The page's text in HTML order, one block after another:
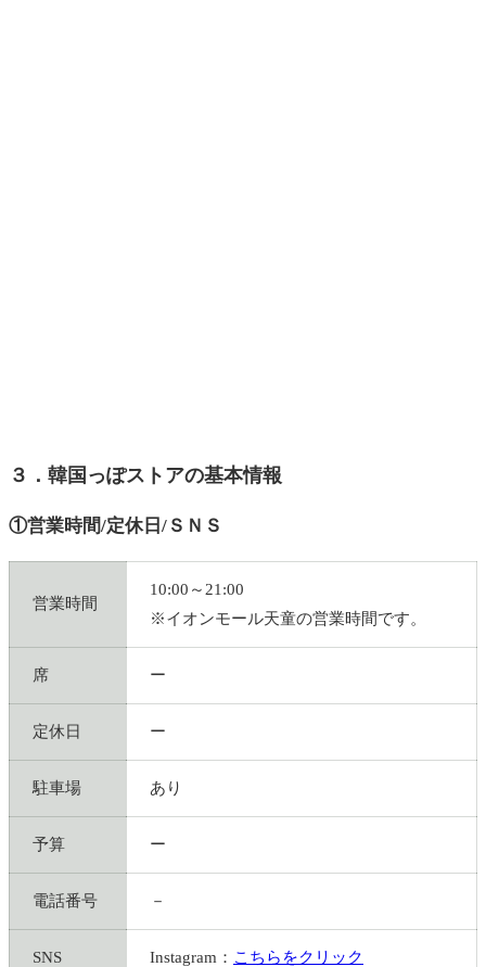
３．韓国っぽストアの基本情報
①営業時間/定休日/ＳＮＳ
営業時間
10:00～21:00
※イオンモール天童の営業時間です。
席 ー
定休日 ー
駐車場 あり
予算 ー
電話番号 －
SNS Instagram： こちらをクリック